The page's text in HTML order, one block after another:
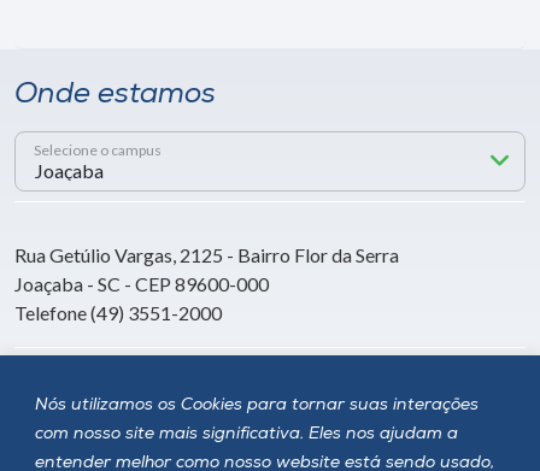
Nós utilizamos os Cookies para tornar suas interações
com nosso site mais significativa. Eles nos ajudam a
entender melhor como nosso website está sendo usado,
Onde estamos
Selecione o campus
Rua Getúlio Vargas, 2125 - Bairro Flor da Serra
Joaçaba - SC - CEP 89600-000
Telefone (49) 3551-2000
Siga a Unoesc